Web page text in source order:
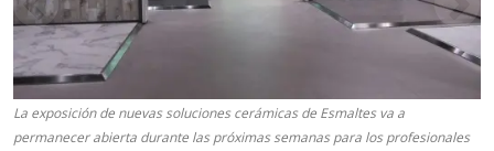
La exposición de nuevas soluciones cerámicas de Esmaltes va a
permanecer abierta durante las próximas semanas para los profesionales